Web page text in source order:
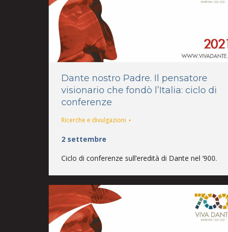
Dante nostro Padre. Il pensatore
visionario che fondò l’Italia: ciclo di
conferenze
Ricerche e divulgazioni
2 settembre
Ciclo di conferenze sull’eredità di Dante nel ‘900.